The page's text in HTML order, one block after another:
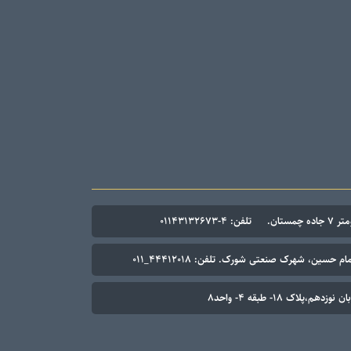
حسین، شهرک صنعتی شورک. تلفن: ۴۴۴۱۲۰۱۸_۰۱۱
۱۸- طبقه ۴- واحد۸